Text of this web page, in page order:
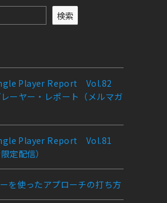
検索
Player Report Vol.82
ーヤー・レポート（メルマガ
Player Report Vol.81
定配信）
を使ったアプローチの打ち方